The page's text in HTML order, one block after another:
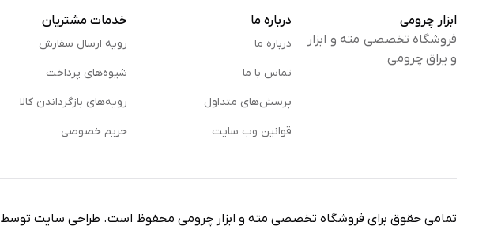
ابزار چرومی
فروشگاه تخصصی مته و ابزار
و یراق چرومی
درباره ما
درباره ما
تماس با ما
پرسش‌های متداول
قوانین وب سایت
خدمات مشتریان
رویه ارسال سفارش
شیوه‌های پرداخت
رویه‌های بازگرداندن کالا
حریم خصوصی
تمامی حقوق برای ‌فروشگاه تخصصی مته و ابزار چرومی محفوظ است. طراحی سایت توسط